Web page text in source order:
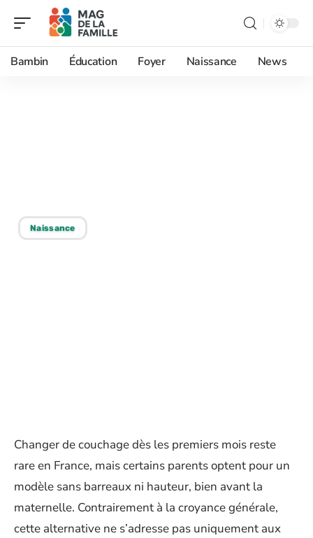
Bambin Éducation Foyer Naissance News
Naissance
Changer de couchage dès les premiers mois reste
rare en France, mais certains parents optent pour un
modèle sans barreaux ni hauteur, bien avant la
maternelle. Contrairement à la croyance générale,
cette alternative ne s’adresse pas uniquement aux